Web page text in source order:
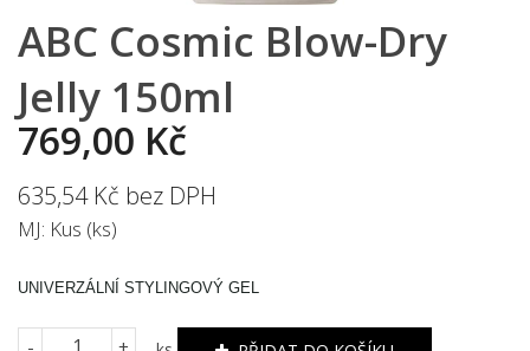
ABC Cosmic Blow-Dry
Jelly 150ml
769,00 Kč
635,54 Kč bez DPH
MJ: Kus (ks)
UNIVERZÁLNÍ STYLINGOVÝ GEL
- +